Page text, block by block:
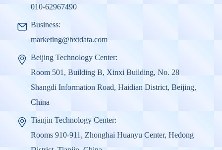
010-62967490
Business:
marketing@bxtdata.com
Beijing Technology Center:
Room 501, Building B, Xinxi Building, No. 28
Shangdi Information Road, Haidian District, Beijing,
China
Tianjin Technology Center:
Rooms 910-911, Zhonghai Huanyu Center, Hedong